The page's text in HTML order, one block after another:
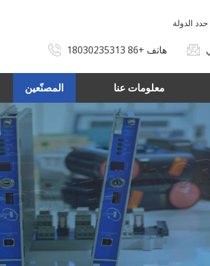
هاتف +86 18030235313
المصنّعين معلومات عنا